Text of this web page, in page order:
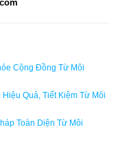
Cộng Đồng Từ Môi
Quả, Tiết Kiệm Từ Môi
Toàn Diện Từ Môi